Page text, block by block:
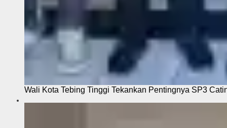
Wali Kota Tebing Tinggi Tekankan Pentingnya SP3